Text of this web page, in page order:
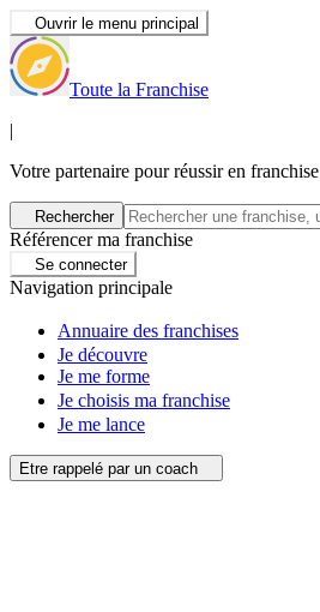
Ouvrir le menu principal
Toute la Franchise
|
Votre partenaire pour réussir en franchise
Rechercher
Référencer ma franchise
Se connecter
Navigation principale
Annuaire des franchises
Je découvre
Je me forme
Je choisis ma franchise
Je me lance
Etre rappelé par un coach